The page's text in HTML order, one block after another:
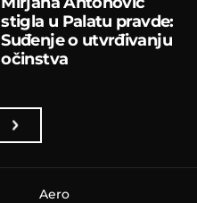
stigla u Palatu pravde:
Suđenje o utvrđivanju
očinstva
Aero